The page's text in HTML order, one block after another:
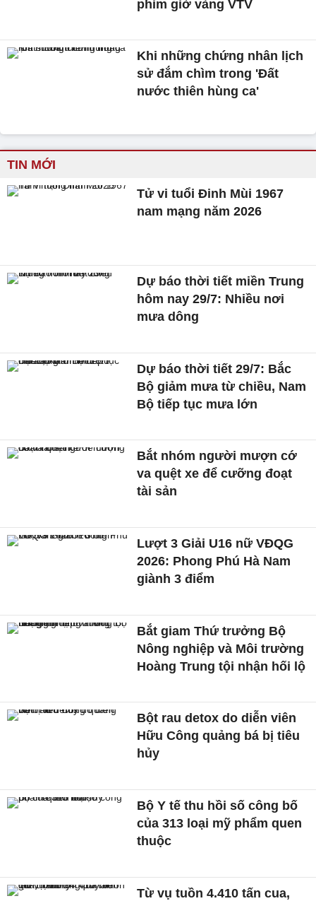
phim giờ vàng VTV
Khi những chứng nhân lịch
sử đắm chìm trong 'Đất
nước thiên hùng ca'
TIN MỚI
Tử vi tuổi Đinh Mùi 1967
nam mạng năm 2026
Dự báo thời tiết miền Trung
hôm nay 29/7: Nhiều nơi
mưa dông
Dự báo thời tiết 29/7: Bắc
Bộ giảm mưa từ chiều, Nam
Bộ tiếp tục mưa lớn
Bắt nhóm người mượn cớ
va quệt xe để cưỡng đoạt
tài sản
Lượt 3 Giải U16 nữ VĐQG
2026: Phong Phú Hà Nam
giành 3 điểm
Bắt giam Thứ trưởng Bộ
Nông nghiệp và Môi trường
Hoàng Trung tội nhận hối lộ
Bột rau detox do diễn viên
Hữu Công quảng bá bị tiêu
hủy
Bộ Y tế thu hồi số công bố
của 313 loại mỹ phẩm quen
thuộc
Từ vụ tuồn 4.410 tấn cua,